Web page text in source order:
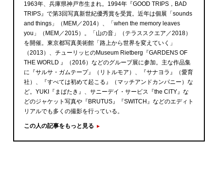
1963年、兵庫県神戸市生まれ。1994年『GOOD TRIPS，BAD
TRIPS』で第3回写真新世紀優秀賞を受賞。近年は個展「sounds
and things」（MEM／2014）、「when the memory leaves
you」（MEM／2015）。「山の音」（テラススクエア／2018）
を開催。東京都写真美術館「路上から世界を変えていく」
（2013）、チューリッヒのMuseum Rietberg『GARDENS OF
THE WORLD 』（2016）などのグループ展に参加。主な作品集
に『サルサ・ガムテープ』（リトルモア）、『サナヨラ』（愛育
社）、『すべては初めて起こる』（マッチアンドカンパニー）な
ど。YUKI『まばたき』、サニーデイ・サービス『the CITY』な
どのジャケット写真や『BRUTUS』『SWITCH』などのエディト
リアルでも多くの撮影を行っている。
この人の記事をもっと見る